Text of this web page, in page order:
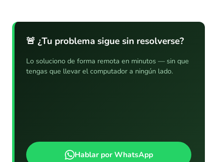
🚨 ¿Tu problema sigue sin resolverse?
Lo soluciono de forma remota en minutos — sin que
tengas que llevar el computador a ningún lado.
Hablar por WhatsApp